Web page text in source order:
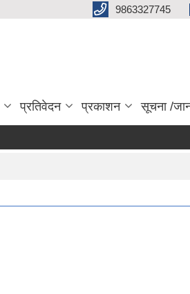
9863327745
प्रतिवेदन प्रकाशन सूचना /